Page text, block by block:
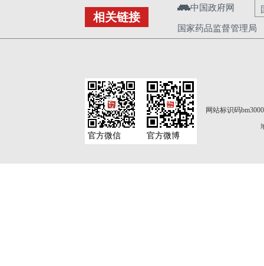
相关链接
中国政府网
国家药品监督管理局
网站标识码
官方微信 官方微博